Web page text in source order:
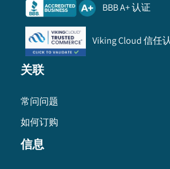
BBB A+ 认证
Viking Cloud 信任
关联
常问问题
如何订购
信息